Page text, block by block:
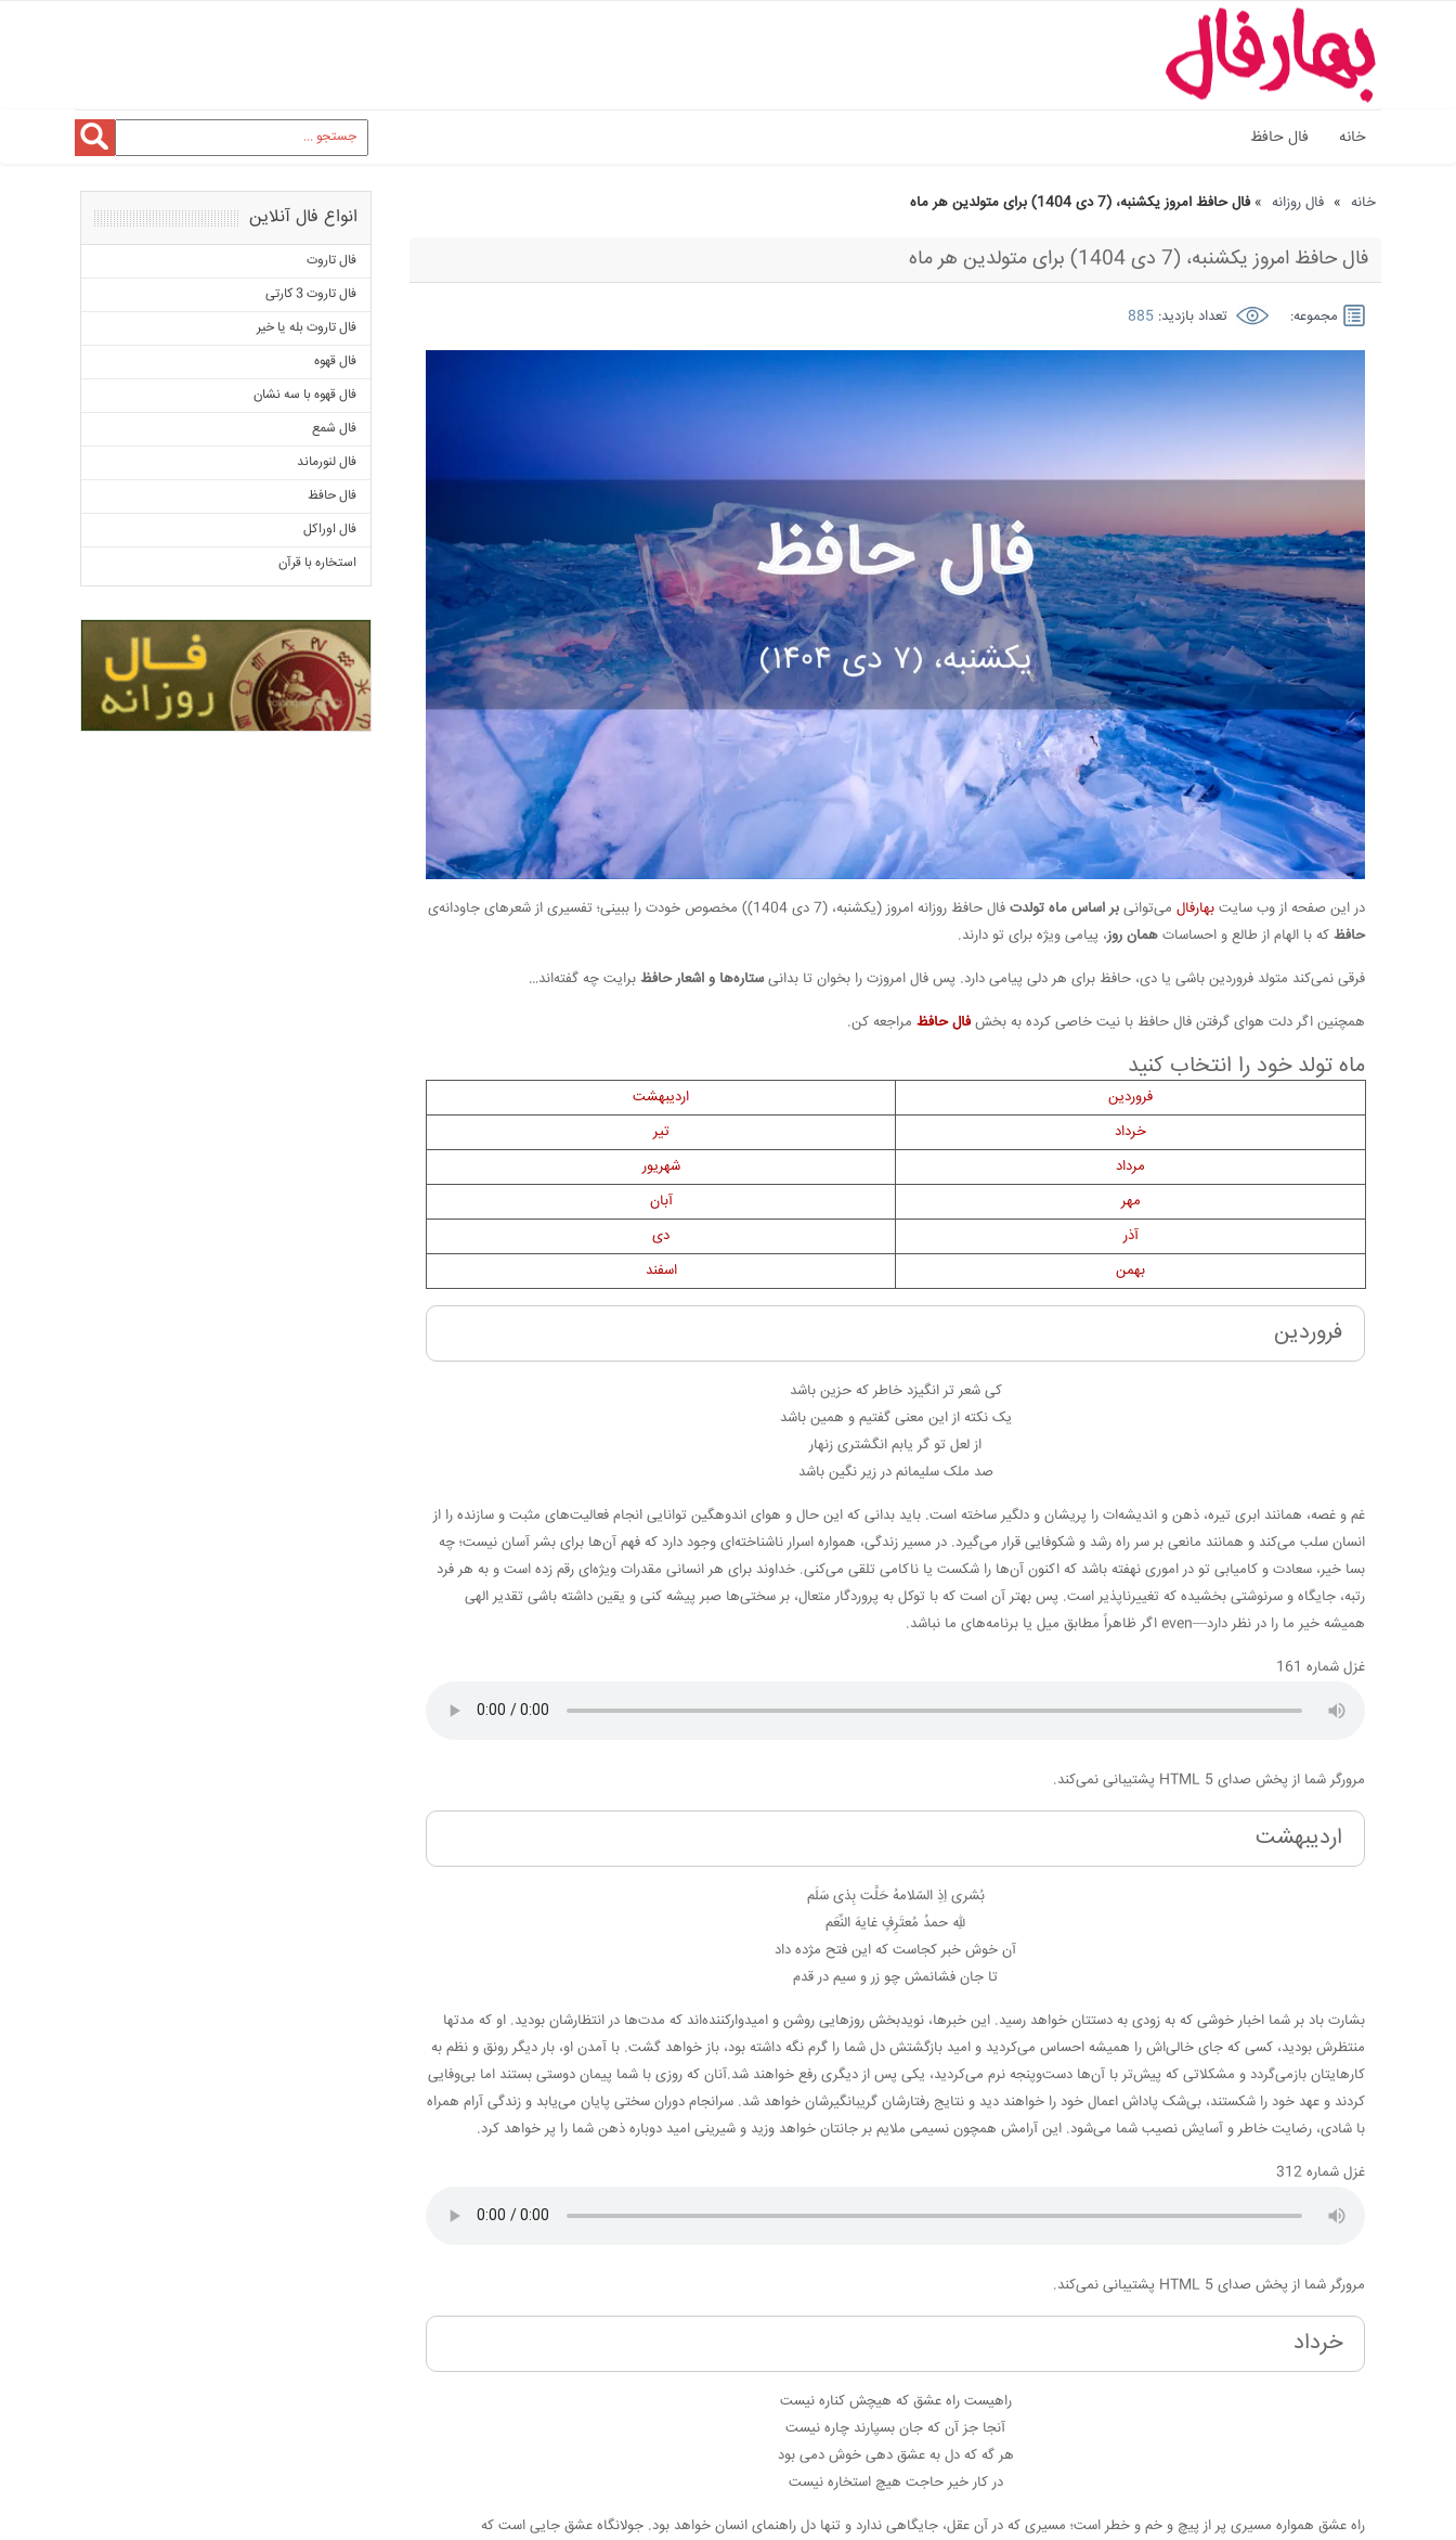
خانه فال حافظ
خانه » فال روزانه »فال حافظ امروز یکشنبه، (7 دی 1404) برای متولدین هر ماه
فال حافظ امروز یکشنبه، (7 دی 1404) برای متولدین هر ماه
مجموعه: تعداد بازدید: 885
در این صفحه از وب سایت بهارفال می‌توانی بر اساس ماه تولدت فال حافظ روزانه امروز (یکشنبه، (7 دی 1404)) مخصوص خودت را ببینی؛ تفسیری از شعرهای جاودانه‌ی
حافظ که با الهام از طالع و احساسات همان روز، پیامی ویژه برای تو دارند.
فرقی نمی‌کند متولد فروردین باشی یا دی، حافظ برای هر دلی پیامی دارد. پس فال امروزت را بخوان تا بدانیستاره‌ها و اشعار حافظ برایت چه گفته‌اند…
همچنین اگر دلت هوای گرفتن فال حافظ با نیت خاصی کرده به بخشفال حافظ مراجعه کن.
ماه تولد خود را انتخاب کنید
فروردین
اردیبهشت
خرداد
تیر
مرداد
شهریور
مهر
آبان
آذر
دی
بهمن
اسفند
فروردین
کی شعر تر انگیزد خاطر که حزین باشد
یک نکته از این معنی گفتیم و همین باشد
از لعل تو گر یابم انگشتری زنهار
صد ملک سلیمانم در زیر نگین باشد
غم و غصه، همانند ابری تیره، ذهن و اندیشه‌ات را پریشان و دلگیر ساخته است. باید بدانی که این حال و هوای اندوهگین توانایی انجام فعالیت‌های مثبت و سازنده را از
انسان سلب می‌کند و همانند مانعی بر سر راه رشد و شکوفایی قرار می‌گیرد. در مسیر زندگی، همواره اسرار ناشناخته‌ای وجود دارد که فهم آن‌ها برای بشر آسان نیست؛ چه
بسا خیر، سعادت و کامیابی تو در اموری نهفته باشد که اکنون آن‌ها را شکست یا ناکامی تلقی می‌کنی. خداوند برای هر انسانی مقدرات ویژه‌ای رقم زده است و به هر فرد
رتبه، جایگاه و سرنوشتی بخشیده که تغییرناپذیر است. پس بهتر آن است که با توکل به پروردگار متعال، بر سختی‌ها صبر پیشه کنی و یقین داشته باشی تقدیر الهی
همیشه خیر ما را در نظر دارد—even اگر ظاهراً مطابق میل یا برنامه‌های ما نباشد.
غزل شماره 161
مرورگر شما از پخش صدای HTML 5 پشتیبانی نمی‌کند.
اردیبهشت
بُشری اِذِ السّلامهُ حَلَّت بِذی سَلَم
للهِ حمدُ مُعتَرِفٍ غایهَ النِّعَم
آن خوش خبر کجاست که این فتح مژده داد
تا جان فشانمش چو زر و سیم در قدم
بشارت باد بر شما اخبار خوشی که به زودی به دستتان خواهد رسید. این خبرها، نویدبخش روزهایی روشن و امیدوارکننده‌اند که مدت‌ها در انتظارشان بودید. او که مدتها
منتظرش بودید، کسی که جای خالی‌اش را همیشه احساس می‌کردید و امید بازگشتش دل شما را گرم نگه داشته بود، باز خواهد گشت. با آمدن او، بار دیگر رونق و نظم به
کارهایتان بازمی‌گردد و مشکلاتی که پیش‌تر با آن‌ها دست‌وپنجه نرم می‌کردید، یکی پس از دیگری رفع خواهند شد.آنان که روزی با شما پیمان دوستی بستند اما بی‌وفایی
کردند و عهد خود را شکستند، بی‌شک پاداش اعمال خود را خواهند دید و نتایج رفتارشان گریبانگیرشان خواهد شد. سرانجام دوران سختی پایان می‌یابد و زندگی آرام همراه
با شادی، رضایت خاطر و آسایش نصیب شما می‌شود. این آرامش همچون نسیمی ملایم بر جانتان خواهد وزید و شیرینی امید دوباره ذهن شما را پر خواهد کرد.
غزل شماره 312
مرورگر شما از پخش صدای HTML 5 پشتیبانی نمی‌کند.
خرداد
راهیست راه عشق که هیچش کناره نیست
آنجا جز آن که جان بسپارند چاره نیست
هر گه که دل به عشق دهی خوش دمی بود
در کار خیر حاجت هیچ استخاره نیست
راه عشق همواره مسیری پر از پیچ و خم و خطر است؛ مسیری که در آن عقل، جایگاهی ندارد و تنها دل راهنمای انسان خواهد بود. جولانگاه عشق جایی است که
انواع فال آنلاین
فال تاروت
فال تاروت 3 کارتی
فال تاروت بله یا خیر
فال قهوه
فال قهوه با سه نشان
فال شمع
فال لنورماند
فال حافظ
فال اوراکل
استخاره با قرآن